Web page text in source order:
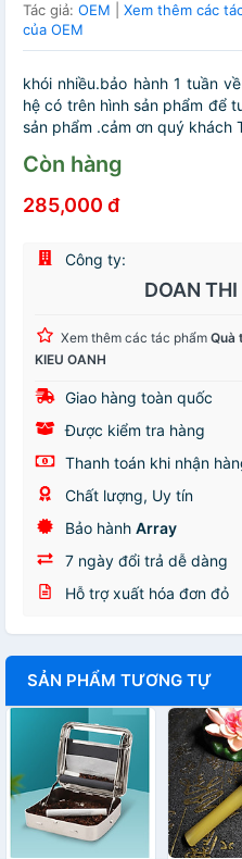
Tác giả: OEM
Xem thêm các
của OEM
khói nhiều.bảo hành 1 tuần
hệ có trên hình sản phẩm để
sản phẩm .cảm ơn quý khách
Còn hàng
285,000 đ
Công ty:
DOAN
Xem thêm các tác phẩm Quà
KIEU OANH
Giao hàng toàn quốc
Được kiểm tra hàng
Thanh toán khi nhận
Chất lượng, Uy tín
Bảo hành Array
7 ngày đổi trả dễ dàng
Hỗ trợ xuất hóa đơn đỏ
SẢN PHẨM TƯƠNG TỰ